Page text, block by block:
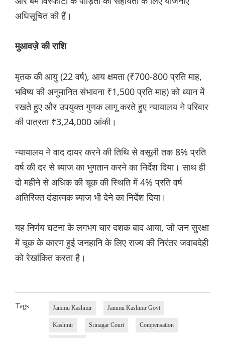
अधिसूचित की हैं।
मुआवज़े की राशि
मृतक की आयु (22 वर्ष), आय क्षमता (₹700-800 प्रति माह,
भविष्य की अनुमानित संभावना ₹1,500 प्रति माह) को ध्यान में
रखते हुए और उपयुक्त गुणक लागू करते हुए न्यायालय ने परिवार
की पात्रता ₹3,24,000 आंकी।
न्यायालय ने वाद दायर करने की तिथि से वसूली तक 8% प्रति
वर्ष की दर से ब्याज का भुगतान करने का निर्देश दिया। साथ ही
दो महीने से अधिक की चूक की स्थिति में 4% प्रति वर्ष
अतिरिक्त दंडात्मक ब्याज भी देने का निर्देश दिया।
यह निर्णय घटना के लगभग चार दशक बाद आया, जो जन सुरक्षा
में चूक के कारण हुई जनहानि के लिए राज्य की निरंतर जवाबदेही
को रेखांकित करता है।
Tags Jammu Kashmir Jammu Kashmir Govt
Kashmir Srinagar Court Compensation